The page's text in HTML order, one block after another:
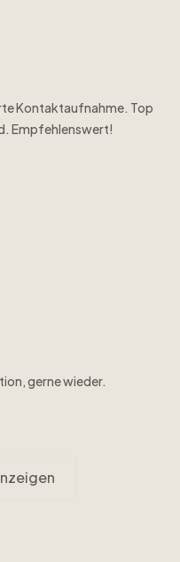
Kontaktaufnahme. Top
Empfehlenswert!
gerne wieder.